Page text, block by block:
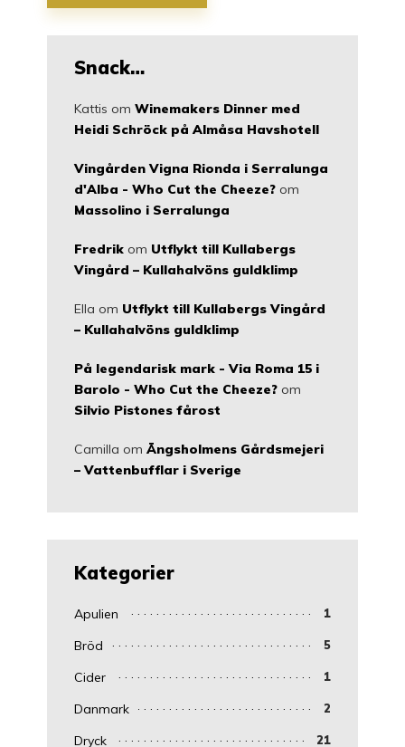
Snack…
Kattis om Winemakers Dinner med
Heidi Schröck på Almåsa Havshotell
Vingården Vigna Rionda i Serralunga
d'Alba - Who Cut the Cheeze? om
Massolino i Serralunga
Fredrik om Utflykt till Kullabergs
Vingård – Kullahalvöns guldklimp
Ella om Utflykt till Kullabergs Vingård
– Kullahalvöns guldklimp
På legendarisk mark - Via Roma 15 i
Barolo - Who Cut the Cheeze? om
Silvio Pistones fårost
Camilla om Ängsholmens Gårdsmejeri
– Vattenbufflar i Sverige
Kategorier
Apulien 1
Bröd 5
Cider 1
Danmark 2
Dryck 21